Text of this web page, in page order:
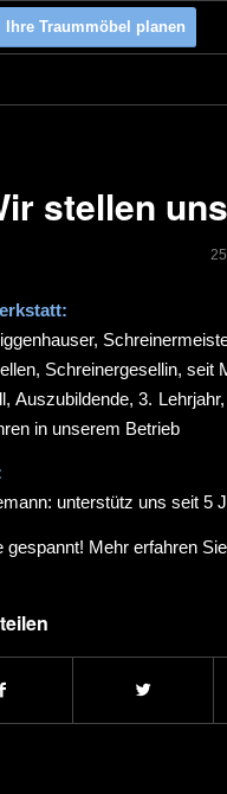
Ihre Traummöbel planen
stellen
Schreinergesellin, seit
Auszubildende, 3.
in unserem Betrieb
unterstütz uns seit 5
gespannt! Mehr erfahren